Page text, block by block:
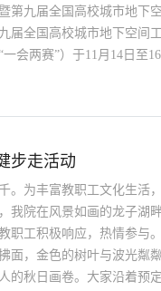
第九届全国高校城市地下
届全国高校城市地下空间
会两赛”）于11月14日至
步走活动
。为丰富教职工文化生活
我院在风景如画的龙子湖
职工积极响应，热情参与
面，金色的树叶与波光粼
的秋日画卷。大家沿着预